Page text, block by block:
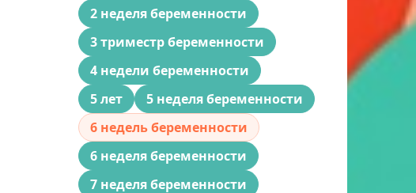
2 неделя беременности
3 триместр беременности
4 недели беременности
5 лет
5 неделя беременности
6 недель беременности
6 неделя беременности
7 неделя беременности